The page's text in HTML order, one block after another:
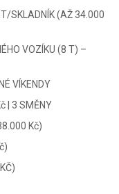
SKLADNÍK (AŽ 34.000
VOZÍKU (8 T) –
VÍKENDY
| 3 SMĚNY
Kč)